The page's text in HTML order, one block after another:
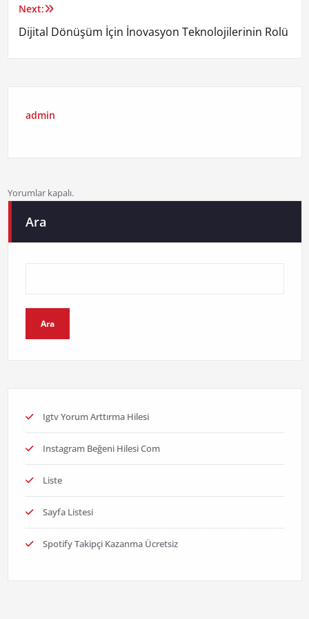
Next:
Dijital Dönüşüm İçin İnovasyon Teknolojilerinin Rolü
admin
Yorumlar kapalı.
Ara
Ara
Igtv Yorum Arttırma Hilesi
Instagram Beğeni Hilesi Com
Liste
Sayfa Listesi
Spotify Takipçi Kazanma Ücretsiz